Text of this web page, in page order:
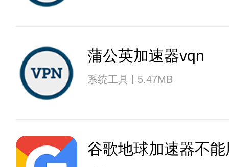
蒲公英加速器vqn
系统工具 5.47MB
谷歌地球加速器不